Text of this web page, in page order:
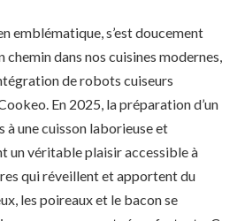
emblématique, s’est doucement
dans nos cuisines modernes,
de robots cuiseurs
En 2025, la préparation d’un
une cuisson laborieuse et
un véritable plaisir accessible à
qui réveillent et apportent du
les poireaux et le bacon se